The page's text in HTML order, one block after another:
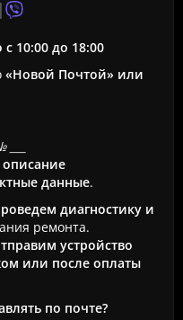
|
10:00 до 18:00
«Новой Почтой» или
описание
данные.
диагностику и
ремонта.
устройство
или после оплаты
по почте?